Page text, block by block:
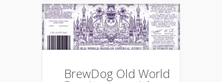
BrewDog Old World